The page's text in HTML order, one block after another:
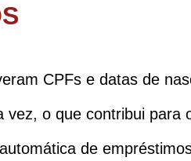
CPFs e datas de
vez, o que contribui
de